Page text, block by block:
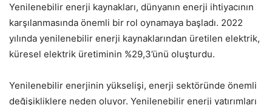
Yenilenebilir enerji kaynakları, dünyanın enerji ihtiyacının
karşılanmasında önemli bir rol oynamaya başladı. 2022
yılında yenilenebilir enerji kaynaklarından üretilen elektrik,
küresel elektrik üretiminin %29,3’ünü oluşturdu.
Yenilenebilir enerjinin yükselişi, enerji sektöründe önemli
değişikliklere neden oluyor. Yenilenebilir enerji yatırımları